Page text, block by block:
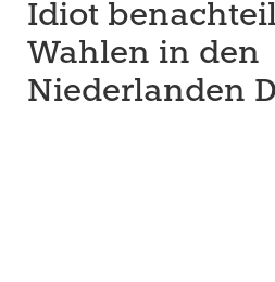
Idiot
Wahlen in den
Niederlanden